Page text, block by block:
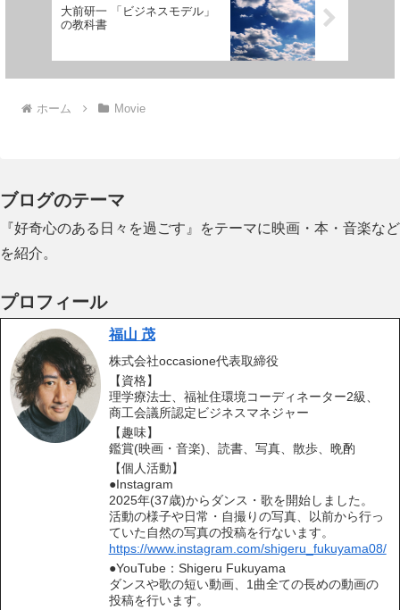
大前研一 「ビジネスモデル」
の教科書
ホーム Movie
ブログのテーマ
『好奇心のある日々を過ごす』をテーマに映画・本・音楽など
を紹介。
プロフィール
福山 茂
株式会社occasione代表取締役
【資格】
理学療法士、福祉住環境コーディネーター2級、
商工会議所認定ビジネスマネジャー
【趣味】
鑑賞(映画・音楽)、読書、写真、散歩、晩酌
【個人活動】
●Instagram
2025年(37歳)からダンス・歌を開始しました。
活動の様子や日常・自撮りの写真、以前から行っ
ていた自然の写真の投稿を行ないます。
https://www.instagram.com/shigeru_fukuyama08/
●YouTube：Shigeru Fukuyama
ダンスや歌の短い動画、1曲全ての長めの動画の
投稿を行います。